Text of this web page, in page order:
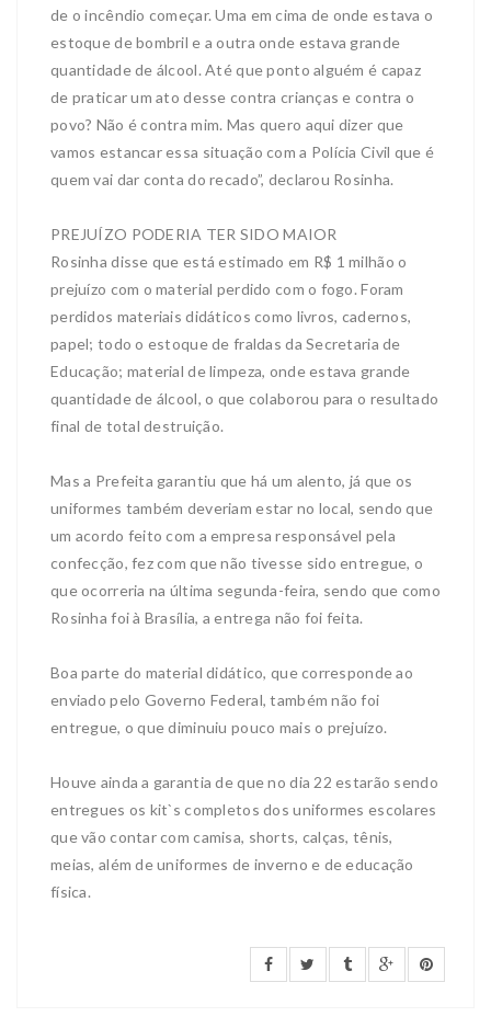
de o incêndio começar. Uma em cima de onde estava o
estoque de bombril e a outra onde estava grande
quantidade de álcool. Até que ponto alguém é capaz
de praticar um ato desse contra crianças e contra o
povo? Não é contra mim. Mas quero aqui dizer que
vamos estancar essa situação com a Polícia Civil que é
quem vai dar conta do recado”, declarou Rosinha.
PREJUÍZO PODERIA TER SIDO MAIOR
Rosinha disse que está estimado em R$ 1 milhão o
prejuízo com o material perdido com o fogo. Foram
perdidos materiais didáticos como livros, cadernos,
papel; todo o estoque de fraldas da Secretaria de
Educação; material de limpeza, onde estava grande
quantidade de álcool, o que colaborou para o resultado
final de total destruição.
Mas a Prefeita garantiu que há um alento, já que os
uniformes também deveriam estar no local, sendo que
um acordo feito com a empresa responsável pela
confecção, fez com que não tivesse sido entregue, o
que ocorreria na última segunda-feira, sendo que como
Rosinha foi à Brasília, a entrega não foi feita.
Boa parte do material didático, que corresponde ao
enviado pelo Governo Federal, também não foi
entregue, o que diminuiu pouco mais o prejuízo.
Houve ainda a garantia de que no dia 22 estarão sendo
entregues os kit`s completos dos uniformes escolares
que vão contar com camisa, shorts, calças, tênis,
meias, além de uniformes de inverno e de educação
física.